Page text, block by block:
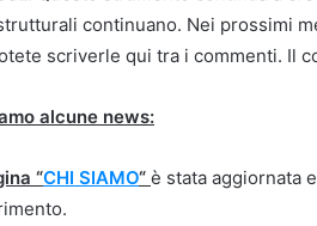
continuano. Nei prossimi
scriverle qui tra i commenti. Il
alcune news:
“CHI SIAMO“ è stata aggiornata